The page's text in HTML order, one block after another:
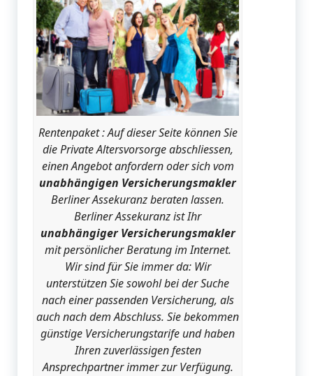
Rentenpaket : Auf dieser Seite können Sie
die Private Altersvorsorge abschliessen,
einen Angebot anfordern oder sich vom
unabhängigen Versicherungsmakler
Berliner Assekuranz beraten lassen.
Berliner Assekuranz ist Ihr
unabhängiger Versicherungsmakler
mit persönlicher Beratung im Internet.
Wir sind für Sie immer da: Wir
unterstützen Sie sowohl bei der Suche
nach einer passenden Versicherung, als
auch nach dem Abschluss. Sie bekommen
günstige Versicherungstarife und haben
Ihren zuverlässigen festen
Ansprechpartner immer zur Verfügung.